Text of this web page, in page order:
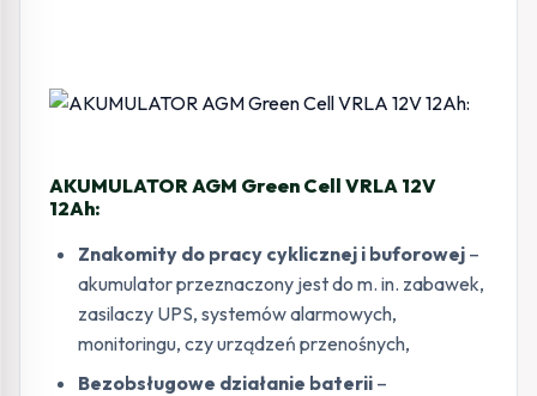
AKUMULATOR AGM Green Cell VRLA 12V
12Ah:
Znakomity do pracy cyklicznej i buforowej –
akumulator przeznaczony jest do m. in. zabawek,
zasilaczy UPS, systemów alarmowych,
monitoringu, czy urządzeń przenośnych,
Bezobsługowe działanie baterii –